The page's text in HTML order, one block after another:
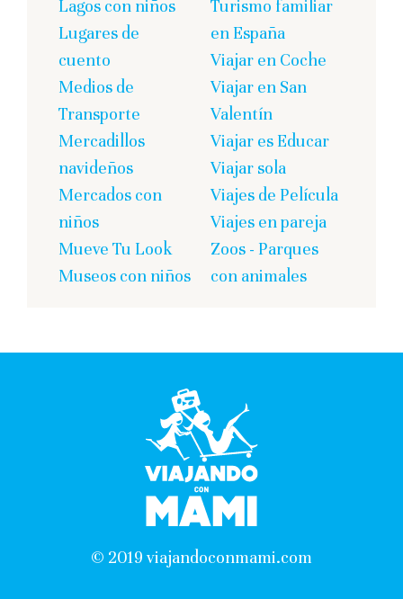
Lagos con niños
Lugares de
cuento
Medios de
Transporte
Mercadillos
navideños
Mercados con
niños
Mueve Tu Look
Museos con niños
Turismo familiar
en España
Viajar en Coche
Viajar en San
Valentín
Viajar es Educar
Viajar sola
Viajes de Película
Viajes en pareja
Zoos - Parques
con animales
© 2019 viajandoconmami.com